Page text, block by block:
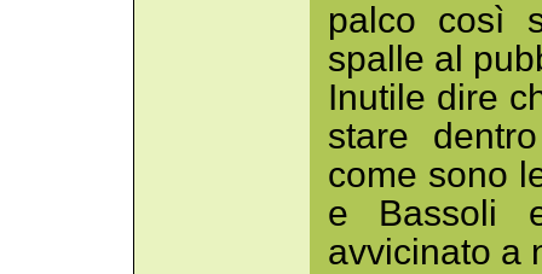
palco così
spalle al
Inutile dire
stare
come sono
e Bassoli
avvicinato a